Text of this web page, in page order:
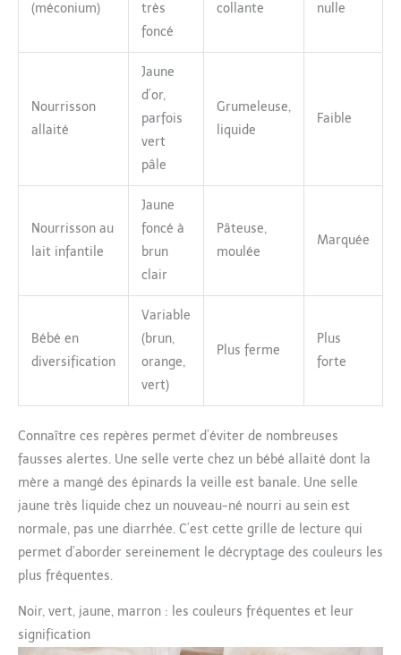
(méconium)
très
foncé
collante
nulle
Nourrisson
allaité
Jaune
d’or,
parfois
vert
pâle
Grumeleuse,
liquide
Faible
Nourrisson au
lait infantile
Jaune
foncé à
brun
clair
Pâteuse,
moulée
Marquée
Bébé en
diversification
Variable
(brun,
orange,
vert)
Plus ferme
Plus
forte
Connaître ces repères permet d’éviter de nombreuses
fausses alertes. Une selle verte chez un bébé allaité dont la
mère a mangé des épinards la veille est banale. Une selle
jaune très liquide chez un nouveau-né nourri au sein est
normale, pas une diarrhée. C’est cette grille de lecture qui
permet d’aborder sereinement le décryptage des couleurs les
plus fréquentes.
Noir, vert, jaune, marron : les couleurs fréquentes et leur
signification